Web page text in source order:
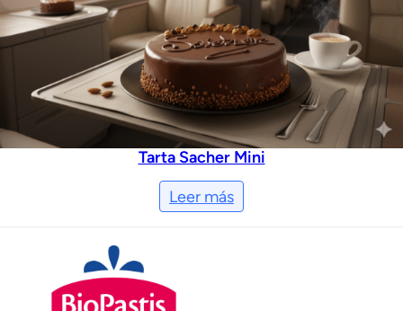
Tarta Sacher Mini
Leer más